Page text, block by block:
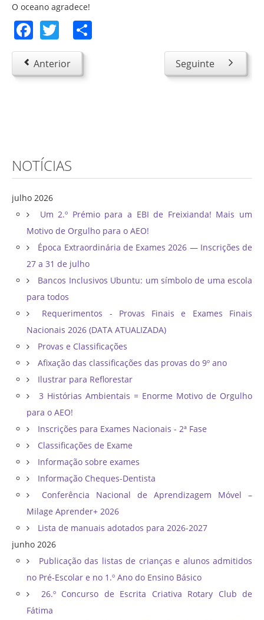
O oceano agradece!
Facebook
Twitter
Anterior Seguinte
NOTÍCIAS
julho 2026
Um 2.º Prémio para a EBI de Freixianda! Mais um
Motivo de Orgulho para o AEO!
Época Extraordinária de Exames 2026 — Inscrições de
27 a 31 de julho
Bancos Inclusivos Ubuntu: um símbolo de uma escola
para todos
Requerimentos - Provas Finais e Exames Finais
Nacionais 2026 (DATA ATUALIZADA)
Provas e Classificações
Afixação das classificações das provas do 9º ano
Ilustrar para Reflorestar
3 Histórias Ambientais = Enorme Motivo de Orgulho
para o AEO!
Inscrições para Exames Nacionais - 2ª Fase
Classificações de Exame
Informação sobre exames
Informação Cheques-Dentista
Conferência Nacional de Aprendizagem Móvel –
Milage Aprender+ 2026
Lista de manuais adotados para 2026-2027
junho 2026
Publicação das listas de crianças e alunos admitidos
no Pré-Escolar e no 1.º Ano do Ensino Básico
26.º Concurso de Escrita Criativa Rotary Club de
Fátima